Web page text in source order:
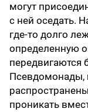
могут
с ней оседать.
где-то долго
определенную
передвигаются
Псевдомонады,
проникать